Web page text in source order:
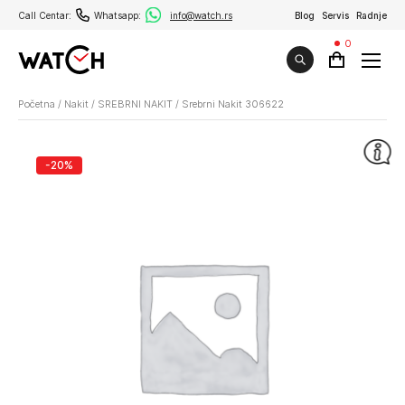
Call Centar: Whatsapp: info@watch.rs Blog Servis Radnje
0
Početna / Nakit / SREBRNI NAKIT / Srebrni Nakit 306622
-20%